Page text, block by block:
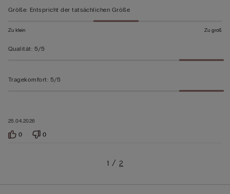
bewertet
25.04.2026
Größe: Entspricht der tatsächlichen Größe
Zu klein Zu groß
Qualität: 5/5
Tragekomfort: 5/5
0 0
1 2